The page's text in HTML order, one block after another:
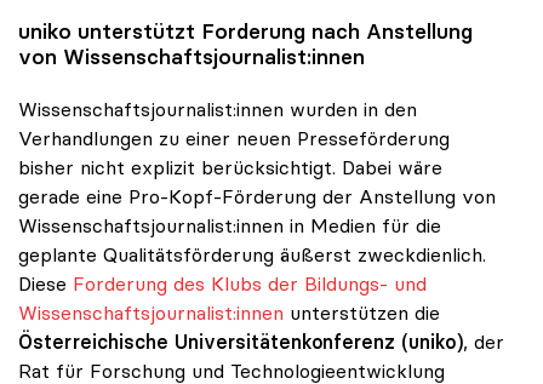
uniko unterstützt Forderung nach Anstellung
von Wissenschaftsjournalist:innen
Wissenschaftsjournalist:innen wurden in den
Verhandlungen zu einer neuen Presseförderung
bisher nicht explizit berücksichtigt. Dabei wäre
gerade eine Pro-Kopf-Förderung der Anstellung von
Wissenschaftsjournalist:innen in Medien für die
geplante Qualitätsförderung äußerst zweckdienlich.
Diese Forderung des Klubs der Bildungs- und
Wissenschaftsjournalist:innen unterstützen die
Österreichische Universitätenkonferenz (uniko), der
Rat für Forschung und Technologieentwicklung